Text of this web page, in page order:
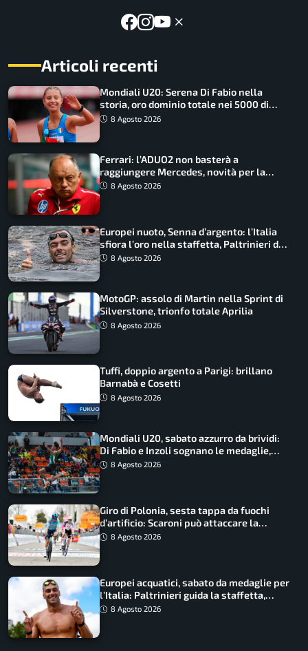
Articoli recenti
Mondiali U20: Serena Di Fabio nella
storia, oro dominio totale nei 5000 di
marcia
8 Agosto 2026
Ferrari: l’ADUO2 non basterà a
raggiungere Mercedes, novità per la
Macarena
8 Agosto 2026
Europei nuoto, Senna d’argento: l’Italia
sfiora l’oro nella staffetta, Paltrinieri da
urlo, il bilancio azzurro
8 Agosto 2026
MotoGP: assolo di Martin nella Sprint di
Silverstone, trionfo totale Aprilia
8 Agosto 2026
Tuffi, doppio argento a Parigi: brillano
Barnabà e Cosetti
8 Agosto 2026
Mondiali U20, sabato azzurro da brividi:
Di Fabio e Inzoli sognano le medaglie,
Castellani e Succo in finale
8 Agosto 2026
Giro di Polonia, sesta tappa da fuochi
d’artificio: Scaroni può attaccare la
maglia di Lemmen
8 Agosto 2026
Europei acquatici, sabato da medaglie per
l’Italia: Paltrinieri guida la staffetta,
Barnabà sogna l’oro dalle grandi altezze
8 Agosto 2026